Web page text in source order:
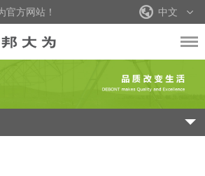
官方网站！ 中文